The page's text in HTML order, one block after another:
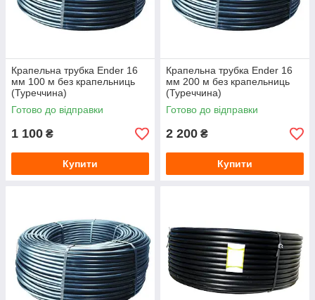
Крапельна трубка Ender 16
мм 100 м без крапельниць
(Туреччина)
Готово до відправки
1 100 ₴
Купити
Крапельна трубка Ender 16
мм 200 м без крапельниць
(Туреччина)
Готово до відправки
2 200 ₴
Купити